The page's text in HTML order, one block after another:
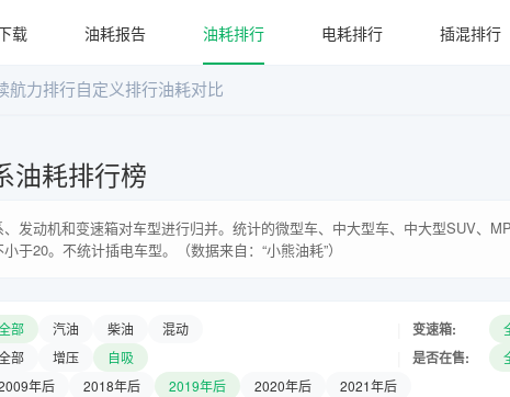
载 油耗报告 油耗排行 电耗排行 插混排行
航力排行自定义排行油耗对比
油耗排行榜
发动机和变速箱对车型进行归并。统计的微型车、中大型车、中大型SUV、
于20。不统计插电车型。（数据来自：“小熊油耗”）
部 汽油 柴油 混动 变速箱:
部 增压 自吸 是否在售:
年后 2018年后 2019年后 2020年后 2021年后